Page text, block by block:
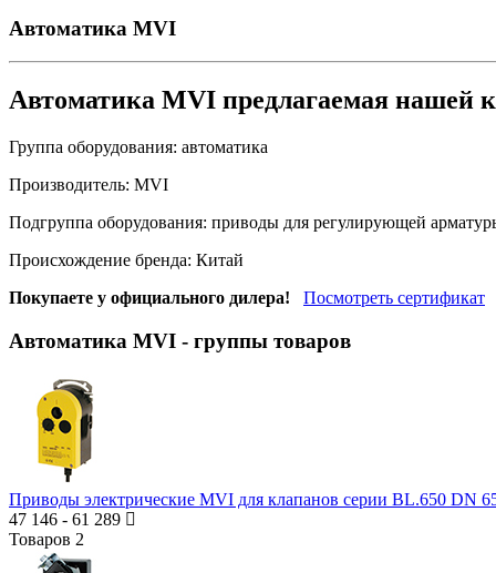
Автоматика MVI
Автоматика MVI предлагаемая нашей
Группа оборудования: автоматика
Производитель: MVI
Подгруппа оборудования: приводы для регулирующей
Происхождение бренда: Китай
Покупаете у официального дилера!
Посмотреть сертификат
Автоматика MVI - группы товаров
Приводы электрические MVI для клапанов серии BL.650 DN
47 146 - 61 289
Товаров 2